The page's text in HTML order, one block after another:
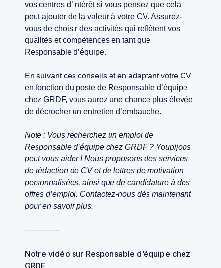
vos centres d’intérêt si vous pensez que cela
peut ajouter de la valeur à votre CV. Assurez-
vous de choisir des activités qui reflètent vos
qualités et compétences en tant que
Responsable d’équipe.
En suivant ces conseils et en adaptant votre CV
en fonction du poste de Responsable d’équipe
chez GRDF, vous aurez une chance plus élevée
de décrocher un entretien d’embauche.
Note : Vous recherchez un emploi de
Responsable d’équipe chez GRDF ? Youpijobs
peut vous aider ! Nous proposons des services
de rédaction de CV et de lettres de motivation
personnalisées, ainsi que de candidature à des
offres d’emploi. Contactez-nous dès maintenant
pour en savoir plus.
————-
Notre vidéo sur Responsable d’équipe chez
GRDF